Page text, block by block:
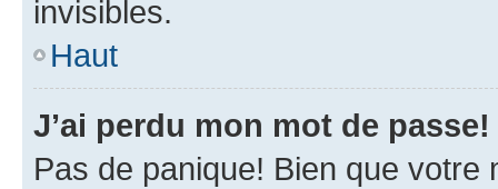
invisibles.
Haut
J’ai perdu mon mot de passe!
Pas de panique! Bien que